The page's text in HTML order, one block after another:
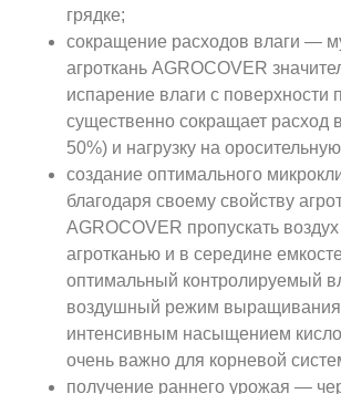
грядке;
сокращение расходов влаги —
агроткань AGROCOVER
испарение влаги с поверхности
существенно сокращает расход
50%) и нагрузку на
создание оптимального
благодаря своему свойству
AGROCOVER пропускать воздух
агротканью и в середине
оптимальный контролируемый
воздушный режим выращивания
интенсивным насыщением
очень важно для корневой
получение раннего урожая —